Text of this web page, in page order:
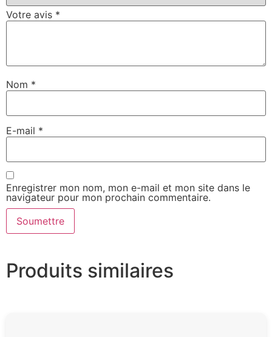
Votre avis *
Nom *
E-mail *
Enregistrer mon nom, mon e-mail et mon site dans le
navigateur pour mon prochain commentaire.
Produits similaires